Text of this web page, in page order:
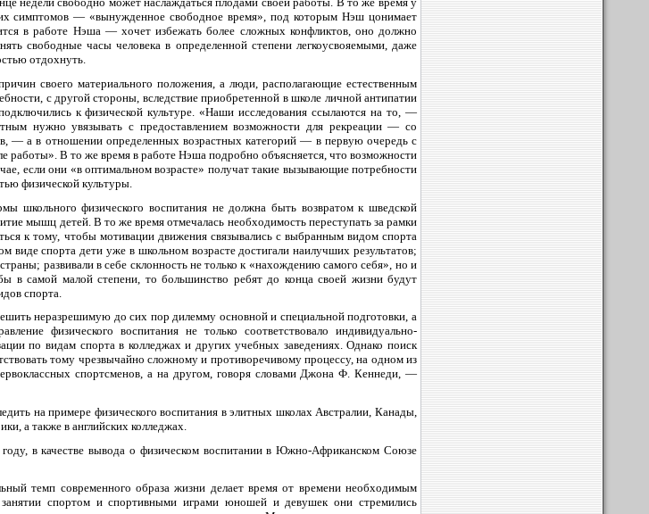
симптомов — «вынужденное свободное время», под которым Нэш цонимает
в работе Нэша — хочет избежать более сложных конфликтов, оно должно
свободные часы человека в определенной степени легкоусвояемыми, даже
отдохнуть.
своего материального положения, а люди, располагающие естественным
с другой стороны, вследствие приобретенной в школе личной антипатии
к физической культуре. «Наши исследования ссылаются на то, —
нужно увязывать с предоставлением возможности для рекреации — со
— а в отношении определенных возрастных категорий — в первую очередь с
работы». В то же время в работе Нэша подробно объясняется, что возможности
если они «в оптимальном возрасте» получат такие вызывающие потребности
физической культуры.
физического воспитания не должна быть возвратом к шведской
мышц детей. В то же время отмечалась необходимость переступать за рамки
к тому, чтобы мотивации движения связывались с выбранным видом спорта
спорта дети уже в школьном возрасте достигали наилучших результатов;
развивали в себе склонность не только к «нахождению самого себя», но и
в самой малой степени, то большинство ребят до конца своей жизни будут
спорта.
неразрешимую до сих пор дилемму основной и специальной подготовки, а
физического воспитания не только соответствовало индивидуально-
по видам спорта в колледжах и других учебных заведениях. Однако поиск
тому чрезвычайно сложному и противоречивому процессу, на одном из
спортсменов, а на другом, говоря словами Джона Ф. Кеннеди, —
на примере физического воспитания в элитных школах Австралии, Канады,
а также в английских колледжах.
в качестве вывода о физическом воспитании в Южно-Африканском Союзе
темп современного образа жизни делает время от времени необходимым
спортом и спортивными играми юношей и девушек они стремились